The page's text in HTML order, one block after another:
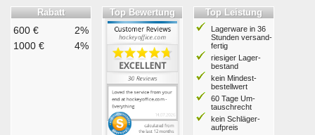
Rabatt
600 €
2%
1000 €
4%
Top Bewertung Top Leistung
Lagerware in 36
Stunden ver­sand­
fertig
riesiger Lager­
bestand
kein Mindest­
bestell­wert
60 Tage Um­
tausch­recht
kein Schläger­
aufpreis